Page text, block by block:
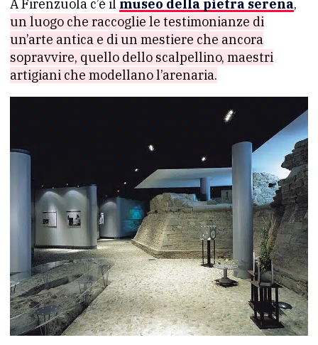
A Firenzuola c’è il museo della pietra serena,
un luogo che raccoglie le testimonianze di
un’arte antica e di un mestiere che ancora
sopravvire, quello dello scalpellino, maestri
artigiani che modellano l’arenaria.